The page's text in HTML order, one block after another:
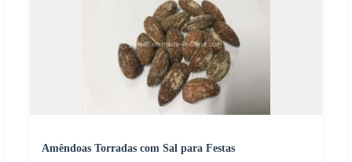
Amêndoas Torradas com Sal para Festas